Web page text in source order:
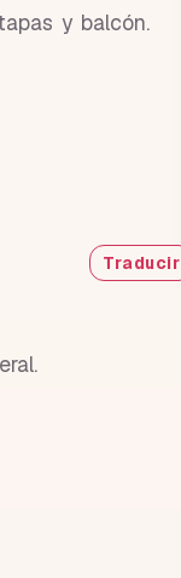
y balcón.
Traducir